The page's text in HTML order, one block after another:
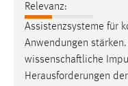
Relevanz:
Assistenzsysteme für
Anwendungen
wissenschaftliche
Herausforderungen